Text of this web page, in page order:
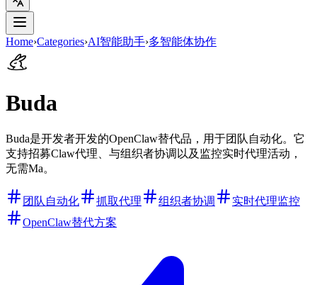
Home›Categories›AI智能助手›多智能体协作
Buda
Buda是开发者开发的OpenClaw替代品，用于团队自动化。它
支持招募Claw代理、与组织者协调以及监控实时代理活动，
无需Ma。
团队自动化 抓取代理 组织者协调
实时代理监控
OpenClaw替代方案